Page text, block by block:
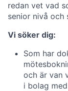
redan vet vad
senior nivå och
Vi söker dig:
Som har
och är van
i bolag